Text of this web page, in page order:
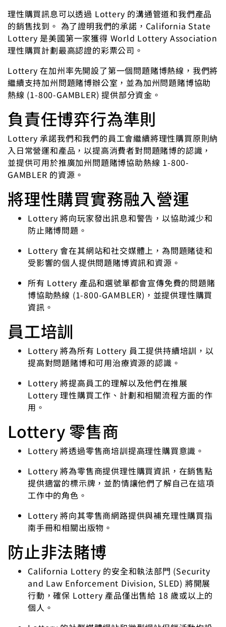
理性購買訊息可以透過 Lottery 的溝通管道和我們產品
的銷售找到。 為了證明我們的承諾，California State
Lottery 是美國第一家獲得 World Lottery Association
理性購買計劃最高認證的彩票公司。
Lottery 在加州率先開設了第一個問題賭博熱線，我們將
繼續支持加州問題賭博辦公室，並為加州問題賭博協助
熱線 (1-800-GAMBLER) 提供部分資金。
負責任博弈行為準則
Lottery 承諾我們和我們的員工會繼續將理性購買原則納
入日常營運和產品，以提高消費者對問題賭博的認識，
並提供可用於推廣加州問題賭博協助熱線 1-800-
GAMBLER 的資源。
將理性購買實務融入營運
Lottery 將向玩家發出訊息和警告，以協助減少和
防止賭博問題。
Lottery 會在其網站和社交媒體上，為問題賭徒和
受影響的個人提供問題賭博資訊和資源。
所有 Lottery 產品和選號單都會宣傳免費的問題賭
博協助熱線 (1-800-GAMBLER)，並提供理性購買
資訊。
員工培訓
Lottery 將為所有 Lottery 員工提供持續培訓，以
提高對問題賭博和可用治療資源的認識。
Lottery 將提高員工的理解以及他們在推展
Lottery 理性購買工作、計劃和相關流程方面的作
用。
Lottery 零售商
Lottery 將透過零售商培訓提高理性購買意識。
Lottery 將為零售商提供理性購買資訊，在銷售點
提供適當的標示牌，並酌情讓他們了解自己在這項
工作中的角色。
Lottery 將向其零售商網路提供與補充理性購買指
南手冊和相關出版物。
防止非法賭博
California Lottery 的安全和執法部門 (Security
and Law Enforcement Division, SLED) 將開展
行動，確保 Lottery 產品僅出售給 18 歲或以上的
個人。